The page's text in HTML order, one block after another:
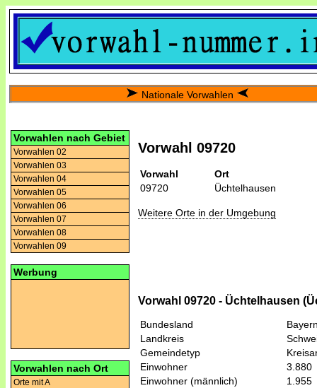
Nationale Vorwahlen
Vorwahlen nach Gebiet
Vorwahlen 02
Vorwahlen 03
Vorwahlen 04
Vorwahlen 05
Vorwahlen 06
Vorwahlen 07
Vorwahlen 08
Vorwahlen 09
Werbung
Vorwahlen nach Ort
Orte mit A
Vorwahl 09720
Vorwahl
Ort
09720
Üchtelhausen
Weitere Orte in der Umgebung
Vorwahl 09720 - Üchtelhausen
Bundesland
Landkreis
Gemeindetyp
Einwohner
3.880
Einwohner (männlich)
1.955